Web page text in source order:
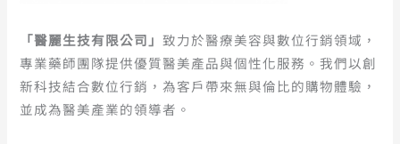
「醫麗生技有限公司」 致力於醫療美容與數位行銷領域，
專業藥師團隊提供優質醫美產品與個性化服務。我們以創
新科技結合數位行銷，為客戶帶來無與倫比的購物體驗，
並成為醫美產業的領導者。